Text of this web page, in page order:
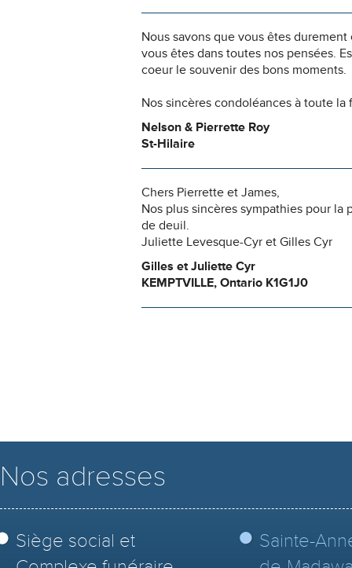
Nous savons que vous êtes
vous êtes dans toutes nos pensées.
coeur le souvenir des bons moments.
Nos sincères condoléances à toute la
Nelson & Pierrette Roy
St-Hilaire
Chers Pierrette et James,
Nos plus sincères sympathies pour
de deuil.
Juliette Levesque-Cyr et Gilles Cyr
Gilles et Juliette Cyr
KEMPTVILLE, Ontario K1G1J0
Nos adresses
Siège social et
Sainte-